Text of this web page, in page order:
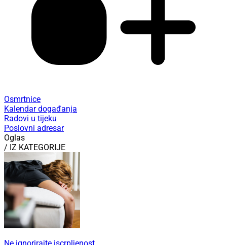
Osmrtnice
Kalendar događanja
Radovi u tijeku
Poslovni adresar
Oglas
/ IZ KATEGORIJE